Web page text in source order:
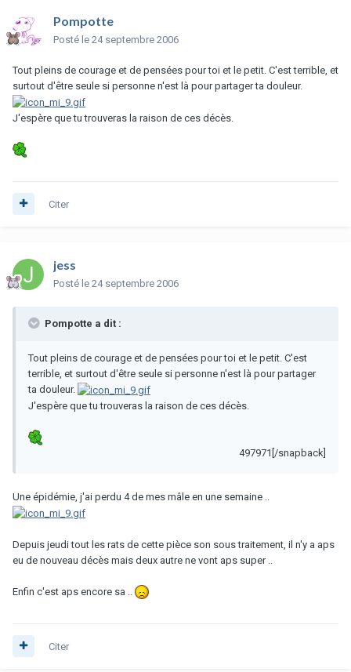
Pompotte
Posté le 24 septembre 2006
Tout pleins de courage et de pensées pour toi et le petit. C'est terrible, et
surtout d'être seule si personne n'est là pour partager ta douleur.
J'espère que tu trouveras la raison de ces décès.
Citer
jess
Posté le 24 septembre 2006
Pompotte a dit :
Tout pleins de courage et de pensées pour toi et le petit. C'est
terrible, et surtout d'être seule si personne n'est là pour partager
ta douleur.
J'espère que tu trouveras la raison de ces décès.
497971[/snapback]
Une épidémie, j'ai perdu 4 de mes mâle en une semaine ..
Depuis jeudi tout les rats de cette pièce son sous traitement, il n'y a aps
eu de nouveau décès mais deux autre ne vont aps super ..
Enfin c'est aps encore sa ..
Citer